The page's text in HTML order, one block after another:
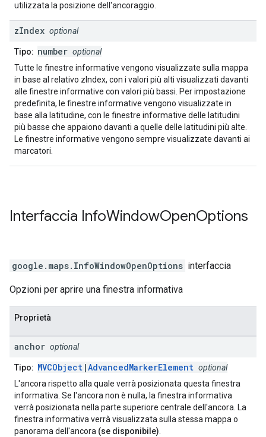
utilizzata la posizione dell'ancoraggio.
zIndex optional
Tipo: number optional
Tutte le finestre informative vengono visualizzate sulla mappa
in base al relativo zIndex, con i valori più alti visualizzati davanti
alle finestre informative con valori più bassi. Per impostazione
predefinita, le finestre informative vengono visualizzate in
base alla latitudine, con le finestre informative delle latitudini
più basse che appaiono davanti a quelle delle latitudini più alte.
Le finestre informative vengono sempre visualizzate davanti ai
marcatori.
Interfaccia InfoWindowOpenOptions
google.maps. InfoWindowOpenOptions interfaccia
Opzioni per aprire una finestra informativa
Proprietà
anchor optional
Tipo: MVCObject |AdvancedMarkerElement optional
L'ancora rispetto alla quale verrà posizionata questa finestra
informativa. Se l'ancora non è nulla, la finestra informativa
verrà posizionata nella parte superiore centrale dell'ancora. La
finestra informativa verrà visualizzata sulla stessa mappa o
panorama dell'ancora (se disponibile).